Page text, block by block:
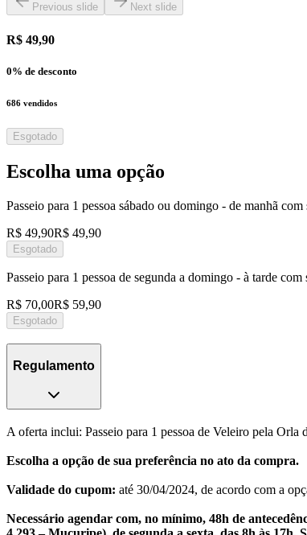
Previous slide Next slide
R$ 49,90
0% de desconto
686 vendidos
Esgotado
Escolha uma opção
Passeio para 1 pessoa sábado ou domingo - de manhã
R$ 49,90R$ 49,90
Esgotado
Passeio para 1 pessoa de segunda a domingo - à tarde
R$ 70,00R$ 59,90
Esgotado
Regulamento
A oferta inclui: Passeio para 1 pessoa de Veleiro pela
Escolha a opção de sua preferência no ato da compra.
Validade do cupom: até 30/04/2024, de acordo com a
Necessário agendar com, no mínimo, 48h de